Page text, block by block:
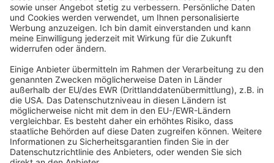
Abonnement anfordern| Abo kündigen|
Werben bei uns